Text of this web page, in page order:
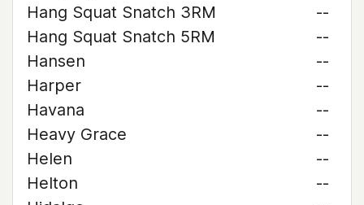
Hang Squat Snatch 3RM
--
Hang Squat Snatch 5RM
--
Hansen
--
Harper
--
Havana
--
Heavy Grace
--
Helen
--
Helton
--